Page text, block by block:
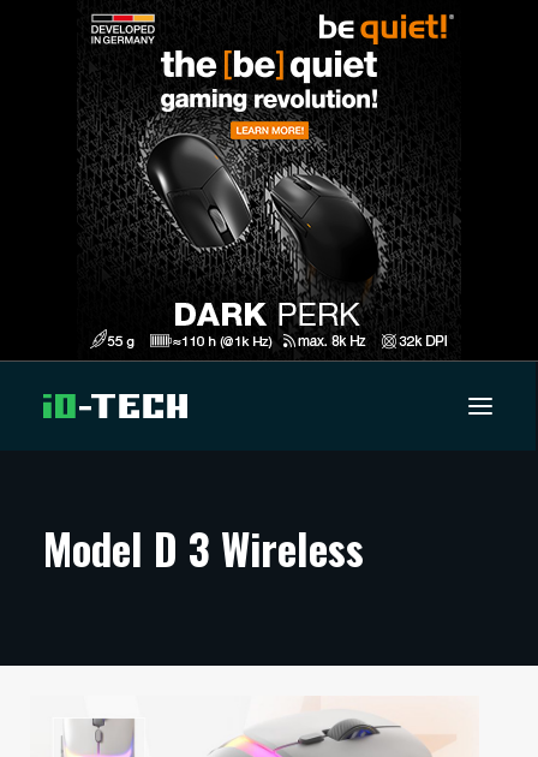
ARTIKKELIT
TECHBBS
TIETOA
Model D 3 Wireless